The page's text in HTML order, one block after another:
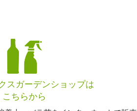
スガーデンショップは
こちらから